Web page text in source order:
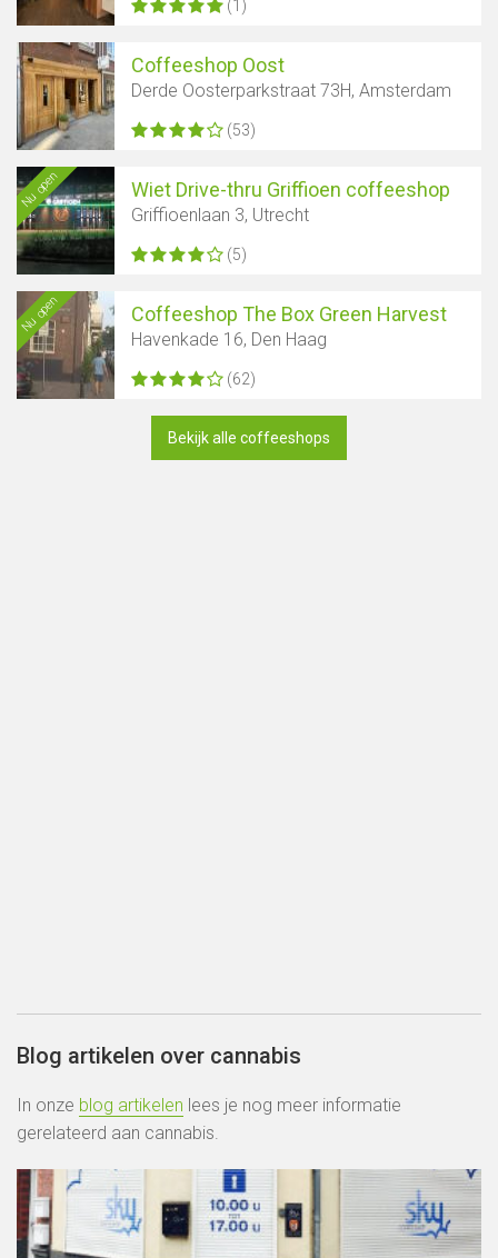
(1)
Coffeeshop Oost
Derde Oosterparkstraat 73H, Amsterdam
(53)
Nu open Wiet Drive-thru Griffioen coffeeshop
Griffioenlaan 3, Utrecht
(5)
Nu open Coffeeshop The Box Green Harvest
Havenkade 16, Den Haag
(62)
Bekijk alle coffeeshops
Blog artikelen over cannabis
In onze blog artikelen lees je nog meer informatie
gerelateerd aan cannabis.